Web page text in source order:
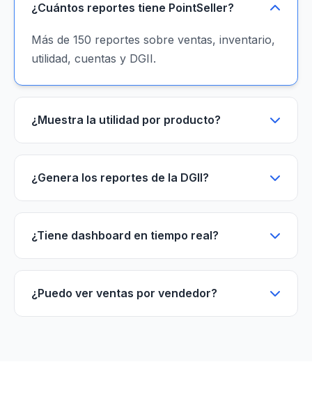
¿Cuántos reportes tiene PointSeller?
Más de 150 reportes sobre ventas, inventario,
utilidad, cuentas y DGII.
¿Muestra la utilidad por producto?
¿Genera los reportes de la DGII?
¿Tiene dashboard en tiempo real?
¿Puedo ver ventas por vendedor?